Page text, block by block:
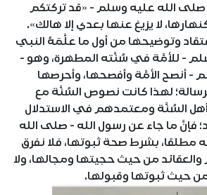
صلى الله عليه وسلم - «قد تركتكم
لا يزيغ عنها بعدي إلا هالك».
وتوضيحها من أول ما علَّمَهُ النبي
- للأمَّة في سُنَّته المطهرة، وهو -
- أنصح الأمَّة وأفصحها، وأحرصها
لهذا كانت نصوص السُنَّة مع
السُنَّة ومعتمدهم في الاستدلال
فإنَّ ما جاء عن رسول الله - صلى الله
مطلقا، بشرط صحة ثبوتها، فلا نفرق
من حيث حجيتها ومجالها، ولا
من حيث ثبوتها وقبولها.